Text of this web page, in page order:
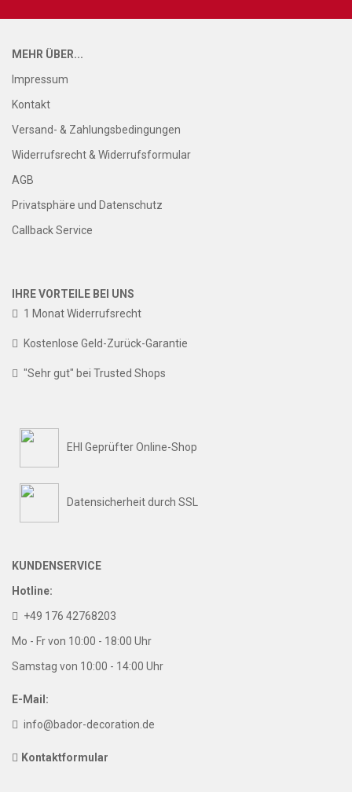
MEHR ÜBER...
Impressum
Kontakt
Versand- & Zahlungsbedingungen
Widerrufsrecht & Widerrufsformular
AGB
Privatsphäre und Datenschutz
Callback Service
IHRE VORTEILE BEI UNS
1 Monat Widerrufsrecht
Kostenlose Geld-Zurück-Garantie
"Sehr gut" bei Trusted Shops
EHI Geprüfter Online-Shop
Datensicherheit durch SSL
KUNDENSERVICE
Hotline:
+49 176 42768203
Mo - Fr von 10:00 - 18:00 Uhr
Samstag von 10:00 - 14:00 Uhr
E-Mail:
info@bador-decoration.de
Kontaktformular